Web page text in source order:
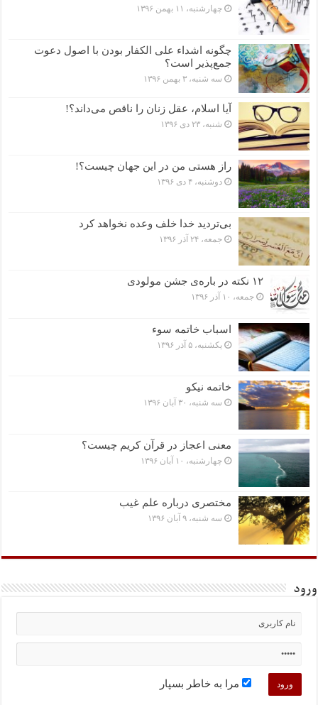
چهارشنبه، ۱۱ بهمن ۱۳۹۶
چگونه اشداء علی الکفار بودن با اصول دعوت
جمع‌پذیر است؟
سه شنبه، ۳ بهمن ۱۳۹۶
آیا اسلام، عقل زنان را ناقص می‌داند؟!
شنبه، ۲۳ دی ۱۳۹۶
راز هستی من در این جهان چیست؟!
دوشنبه، ۴ دی ۱۳۹۶
بی‌تردید خدا خلف وعده نخواهد کرد
جمعه، ۲۴ آذر ۱۳۹۶
۱۲ نکته در باره‌ی جشن مولودی
جمعه، ۱۰ آذر ۱۳۹۶
اسباب خاتمه سوء
یکشنبه، ۵ آذر ۱۳۹۶
خاتمه نیکو
سه شنبه، ۳۰ آبان ۱۳۹۶
معنی اعجاز در قرآن کریم چیست؟
چهارشنبه، ۱۰ آبان ۱۳۹۶
مختصرى درباره علم غیب
سه شنبه، ۹ آبان ۱۳۹۶
ورود
مرا به خاطر بسپار